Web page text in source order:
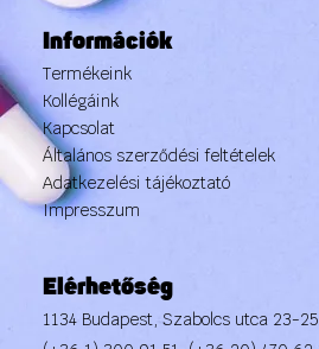
Információk
Termékeink
Kollégáink
Kapcsolat
Általános szerződési feltételek
Adatkezelési tájékoztató
Impresszum
Elérhetőség
1134 Budapest, Szabolcs utca 23-25.